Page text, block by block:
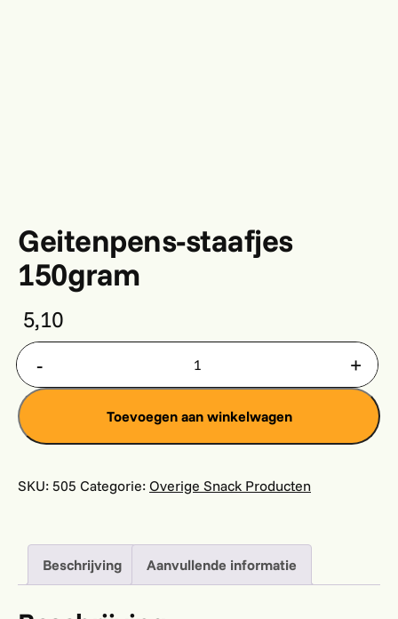
Geitenpens-staafjes
150gram
5,10
Geitenpens-staafjes 150gram aantal
Toevoegen aan winkelwagen
SKU: 505 Categorie: Overige Snack Producten
Beschrijving Aanvullende informatie